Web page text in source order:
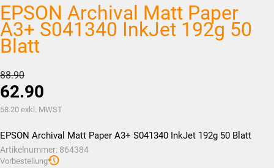
EPSON Archival Matt Paper
A3+ S041340 InkJet 192g 50
Blatt
88.90Ursprünglicher
Preis
war:
62.90
Aktueller
ist:
CHF62.90.
58.20 exkl. MWST
EPSON Archival Matt Paper A3+ S041340 InkJet 192g 50 Blatt
Artikelnummer: 864384
Vorbestellung